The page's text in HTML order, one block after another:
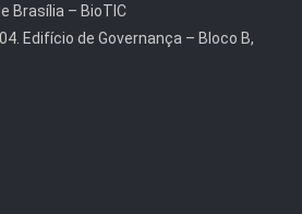
Brasília – BioTIC
Edifício de Governança – Bloco B,